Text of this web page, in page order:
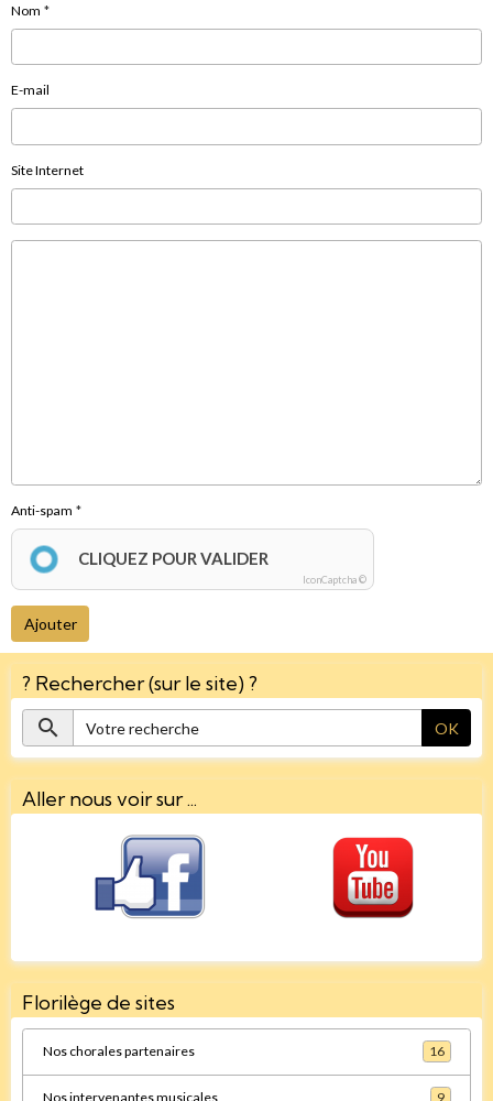
Nom
E-mail
Site Internet
Anti-spam
CLIQUEZ POUR VALIDER
IconCaptcha ©
Ajouter
? Rechercher (sur le site) ?
OK
Aller nous voir sur ...
Florilège de sites
Nos chorales partenaires 16
Nos intervenantes musicales 9